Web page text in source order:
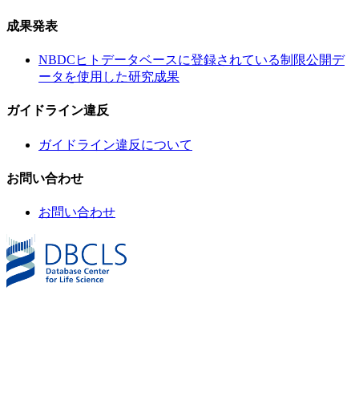
成果発表
NBDCヒトデータベースに登録されている制限公開デ
ータを使用した研究成果
ガイドライン違反
ガイドライン違反について
お問い合わせ
お問い合わせ